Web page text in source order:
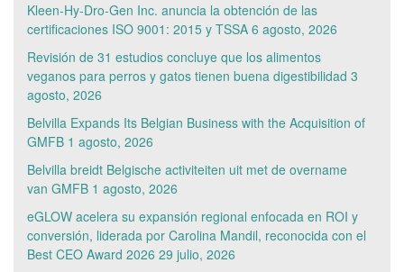
Kleen-Hy-Dro-Gen Inc. anuncia la obtención de las
certificaciones ISO 9001: 2015 y TSSA 6 agosto, 2026
Revisión de 31 estudios concluye que los alimentos
veganos para perros y gatos tienen buena digestibilidad 3
agosto, 2026
Belvilla Expands Its Belgian Business with the Acquisition of
GMFB 1 agosto, 2026
Belvilla breidt Belgische activiteiten uit met de overname
van GMFB 1 agosto, 2026
eGLOW acelera su expansión regional enfocada en ROI y
conversión, liderada por Carolina Mandil, reconocida con el
Best CEO Award 2026 29 julio, 2026